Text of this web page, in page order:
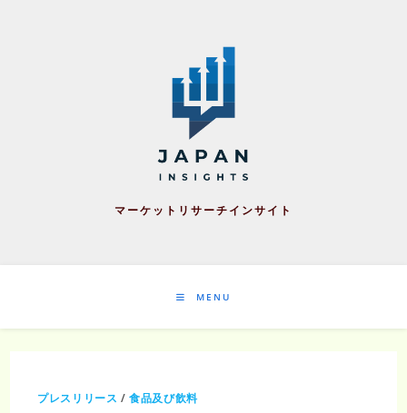
マーケットリサーチインサイト
MENU
プレスリリース /食品及び飲料